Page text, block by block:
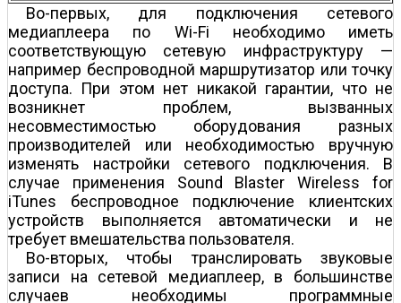
Во-первых, для подключения сетевого
медиаплеера по Wi-Fi необходимо иметь
соответствующую сетевую инфраструктуру —
например беспроводной маршрутизатор или точку
доступа. При этом нет никакой гарантии, что не
возникнет проблем, вызванных
несовместимостью оборудования разных
производителей или необходимостью вручную
изменять настройки сетевого подключения. В
случае применения Sound Blaster Wireless for
iTunes беспроводное подключение клиентских
устройств выполняется автоматически и не
требует вмешательства пользователя.
Во-вторых, чтобы транслировать звуковые
записи на сетевой медиаплеер, в большинстве
случаев необходимы программные